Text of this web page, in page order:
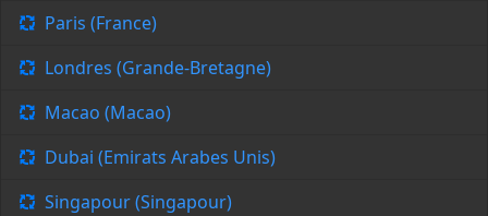
Paris (France)
Londres (Grande-Bretagne)
Macao (Macao)
Dubai (Emirats Arabes Unis)
Singapour (Singapour)